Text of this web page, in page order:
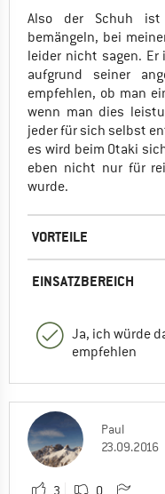
Also der Schuh
bemängeln, bei
leider nicht sagen.
aufgrund seiner
empfehlen, ob man
wenn man dies
jeder für sich selbst
es wird beim Otaki
eben nicht nur für
wurde.
VORTEILE
EINSATZBEREICH
Ja, ich würde
empfehlen
Paul
23.09.2016
3 0